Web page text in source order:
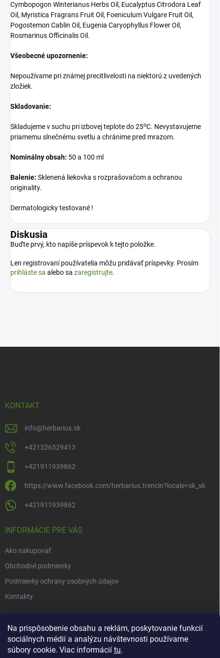
Na prispôsobenie obsahu a reklám, poskytovanie funkcií
sociálnych médií a analýzu návštevnosti používame
súbory cookie. Viac informácií tu.
Cymbopogon Winterianus Herbs Oil, Eucalyptus Citrodora Leaf
Oil, Myristica Fragrans Fruit Oil, Foeniculum Vulgare Fruit Oil,
Pogostemon Cablin Oil, Eugenia Caryophyllus Flower Oil,
Rosmarinus Officinalis Oil.
Všeobecné upozornenie:
Nepoužívame pri známej precitlivelosti na niektorú z uvedených
zložiek.
Skladovanie:
Skladujeme v suchu pri izbovej teplote do 25oC. Nevystavujeme
priamemu slnečnému svetlu a chránime pred mrazom.
Nominálny obsah: 50 a 100 ml
Balenie: Sklenená liekovka s rozprašovačom a ochranou
originality.
Dermatologicky testované !
Diskusia
Buďte prvý, kto napíše príspevok k tejto položke.
Len registrovaní používatelia môžu pridávať príspevky. Prosím
prihláste sa alebo sa zaregistrujte.
KONTAKT
info@herbarius.sk
+421326529413
+421911939862
https://www.facebook.com/herbarius.trencin?locale=sk_sk
+421911939862
INFORMÁCIE PRE VÁS
Ako nakupovať
Obchodné podmienky
Podmienky ochrany osobných údajov
Kontakty
NOVINKY
Novinky v našom e-shope